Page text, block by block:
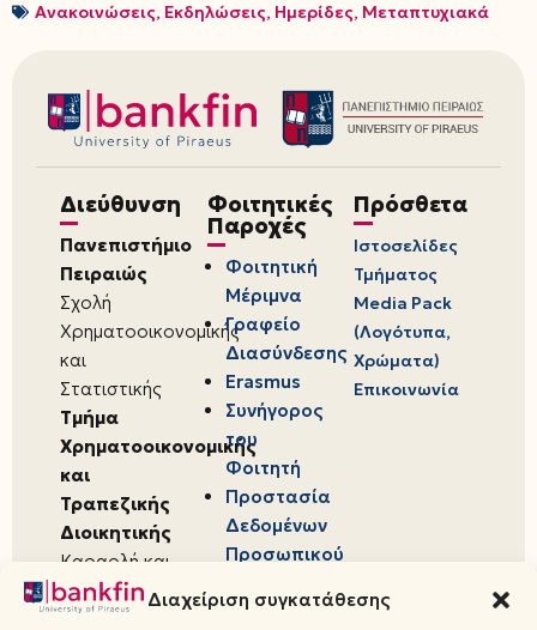
Διαχείριση συγκατάθεσης
Ανακοινώσεις, Εκδηλώσεις, Ημερίδες, Μεταπτυχιακά
Διεύθυνση
Πανεπιστήμιο
Πειραιώς
Σχολή
Χρηματοοικονομικής
και
Στατιστικής
Τμήμα
Χρηματοοικονομικής
και
Τραπεζικής
Διοικητικής
Καραολή και
Δημητρίου 80,
18534,
Φοιτητικές
Παροχές
Φοιτητική
Μέριμνα
Γραφείο
Διασύνδεσης
Erasmus
Συνήγορος
του
Φοιτητή
Προστασία
Δεδομένων
Προσωπικού
Πρόσθετα
Ιστοσελίδες
Τμήματος
Media Pack
(Λογότυπα,
Χρώματα)
Επικοινωνία